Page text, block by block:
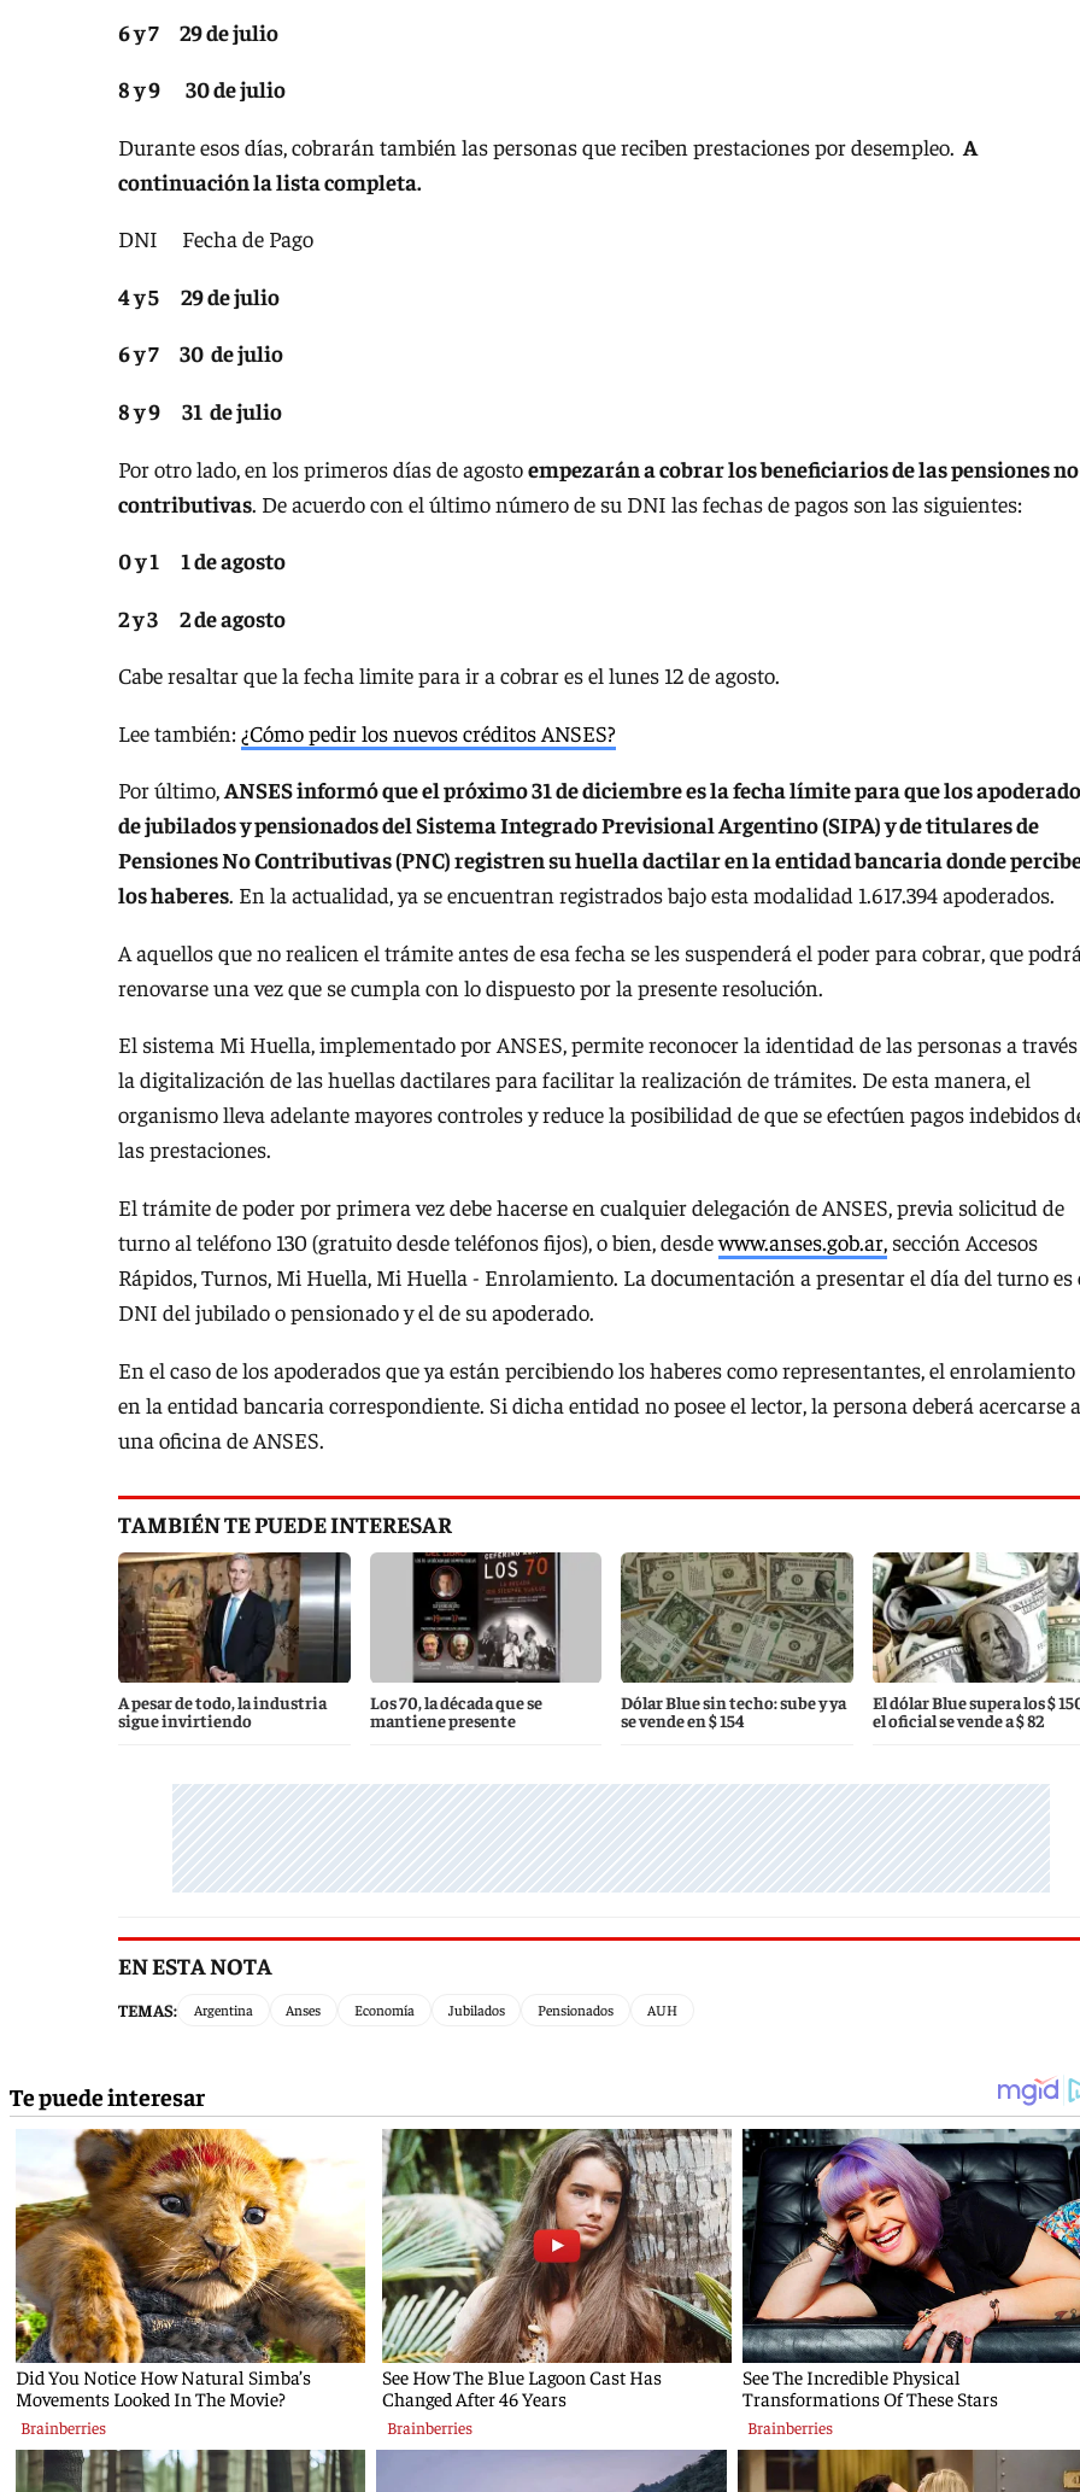
6 y 7 29 de julio
8 y 9 30 de julio
Durante esos días, cobrarán también las personas que reciben prestaciones por desempleo. A
continuación la lista completa.
DNI Fecha de Pago
4 y 5 29 de julio
6 y 7 30 de julio
8 y 9 31 de julio
Por otro lado, en los primeros días de agostoempezarán a cobrar los beneficiarios de las pensiones no
contributivas. De acuerdo con el último número de su DNI las fechas de pagos son las siguientes:
0 y 1 1 de agosto
2 y 3 2 de agosto
Cabe resaltar que la fecha limite para ir a cobrar es el lunes 12 de agosto.
Lee también:¿Cómo pedir los nuevos créditos ANSES?
Por último,ANSES informó que el próximo 31 de diciembre es la fecha límite para que los
de jubilados y pensionados del Sistema Integrado Previsional Argentino (SIPA) y de titulares de
Pensiones No Contributivas (PNC) registren su huella dactilar en la entidad bancaria donde
los haberes. En la actualidad, ya se encuentran registrados bajo esta modalidad 1.617.394 apoderados.
A aquellos que no realicen el trámite antes de esa fecha se les suspenderá el poder para cobrar, que
renovarse una vez que se cumpla con lo dispuesto por la presente resolución.
El sistema Mi Huella, implementado por ANSES, permite reconocer la identidad de las personas a
la digitalización de las huellas dactilares para facilitar la realización de trámites. De esta manera, el
organismo lleva adelante mayores controles y reduce la posibilidad de que se efectúen pagos indebidos
las prestaciones.
El trámite de poder por primera vez debe hacerse en cualquier delegación de ANSES, previa solicitud de
turno al teléfono 130 (gratuito desde teléfonos fijos), o bien, desdewww.anses.gob.ar, sección Accesos
Rápidos, Turnos, Mi Huella, Mi Huella - Enrolamiento. La documentación a presentar el día del turno es
DNI del jubilado o pensionado y el de su apoderado.
En el caso de los apoderados que ya están percibiendo los haberes como representantes, el enrolamiento
en la entidad bancaria correspondiente. Si dicha entidad no posee el lector, la persona deberá acercarse a
una oficina de ANSES.
TAMBIÉN TE PUEDE INTERESAR
A pesar de todo, la industria
sigue invirtiendo
Los 70, la década que se
mantiene presente
Dólar Blue sin techo: sube y ya
se vende en $ 154
El dólar Blue supera los $
el oficial se vende a $ 82
EN ESTA NOTA
TEMAS: Argentina Anses Economía Jubilados Pensionados AUH